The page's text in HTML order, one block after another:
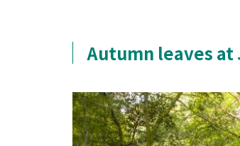
Autumn leaves